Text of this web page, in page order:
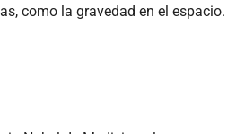
como la gravedad en el espacio.